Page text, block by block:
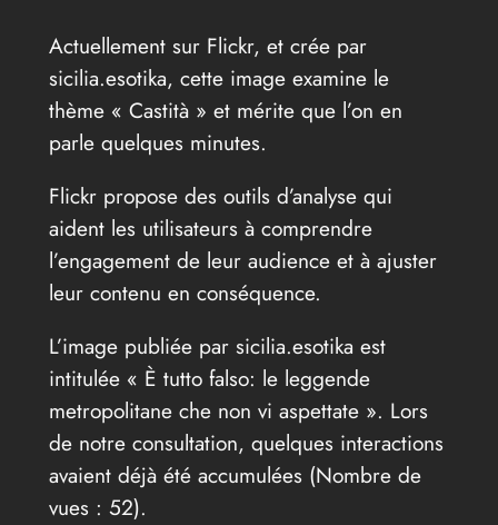
Actuellement sur Flickr, et crée par
sicilia.esotika, cette image examine le
thème « Castità » et mérite que l’on en
parle quelques minutes.
Flickr propose des outils d’analyse qui
aident les utilisateurs à comprendre
l’engagement de leur audience et à ajuster
leur contenu en conséquence.
L’image publiée par sicilia.esotika est
intitulée « È tutto falso: le leggende
metropolitane che non vi aspettate ». Lors
de notre consultation, quelques interactions
avaient déjà été accumulées (Nombre de
vues : 52).